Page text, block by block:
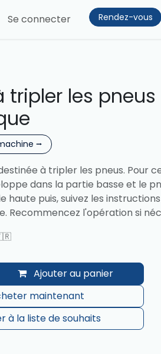
Se connecter Rendez-vous
tripler les pneus
⭢
à tripler les pneus. Pour
dans la partie basse et le
haute puis, suivez les
Recommencez l'opération si
Ajouter au panier
maintenant
à la liste de souhaits